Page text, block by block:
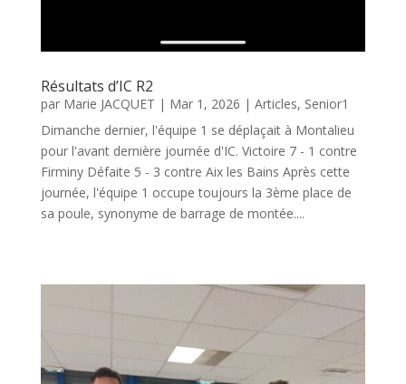
Résultats d’IC R2
par Marie JACQUET | Mar 1, 2026 | Articles, Senior1
Dimanche dernier, l'équipe 1 se déplaçait à Montalieu
pour l'avant dernière journée d'IC. Victoire 7 - 1 contre
Firminy Défaite 5 - 3 contre Aix les Bains Après cette
journée, l'équipe 1 occupe toujours la 3ème place de
sa poule, synonyme de barrage de montée....